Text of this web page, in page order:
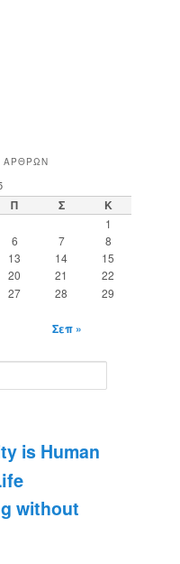
ΆΡΘΡΩΝ
Π Σ Κ
1
6 7
8
13 14 15
20 21
22
27 28
29
Σεπ »
is Human
without